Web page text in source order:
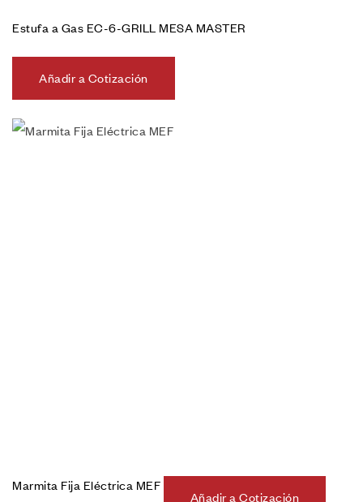
Estufa a Gas EC-6-GRILL MESA MASTER
Añadir a Cotización
Marmita Fija Eléctrica MEF
Añadir a Cotización